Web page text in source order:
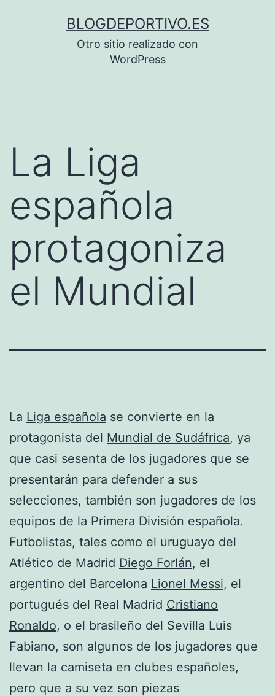
BLOGDEPORTIVO.ES
Otro sitio realizado con
WordPress
La Liga
española
protagoniza
el Mundial
La Liga española se convierte en la
protagonista del Mundial de Sudáfrica, ya
que casi sesenta de los jugadores que se
presentarán para defender a sus
selecciones, también son jugadores de los
equipos de la Primera División española.
Futbolistas, tales como el uruguayo del
Atlético de Madrid Diego Forlán, el
argentino del Barcelona Lionel Messi, el
portugués del Real Madrid Cristiano
Ronaldo, o el brasileño del Sevilla Luis
Fabiano, son algunos de los jugadores que
llevan la camiseta en clubes españoles,
pero que a su vez son piezas